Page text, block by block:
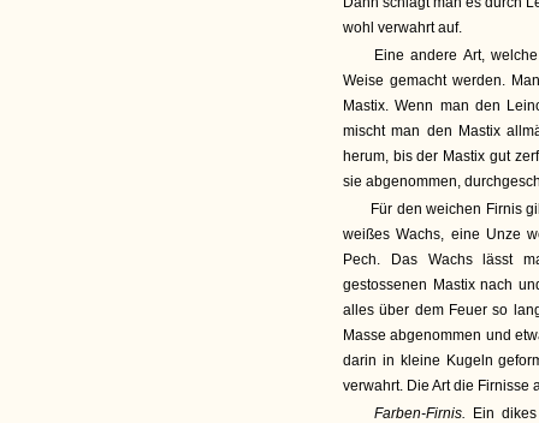
wohl verwahrt auf.
Eine andere Art,
Weise gemacht werden.
Mastix. Wenn man den
mischt man den Mastix
herum, bis der Mastix gut
sie abgenommen,
Für den weichen Firnis
weißes Wachs, eine Unze
Pech. Das Wachs lässt
gestossenen Mastix nach
alles über dem Feuer so
Masse abgenommen und
darin in kleine Kugeln
verwahrt. Die Art die Firnisse
Farben-Firnis.
Ein